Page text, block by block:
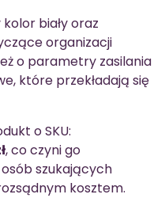
biały oraz
organizacji
o parametry zasilania
które przekładają się
o SKU:
, co czyni go
szukających
kosztem.